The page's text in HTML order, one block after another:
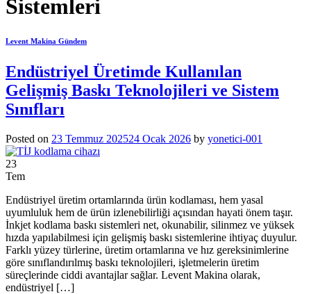
Sistemleri
Levent Makina Gündem
Endüstriyel Üretimde Kullanılan
Gelişmiş Baskı Teknolojileri ve Sistem
Sınıfları
Posted on 23 Temmuz 202524 Ocak 2026 by yonetici-001
23
Tem
Endüstriyel üretim ortamlarında ürün kodlaması, hem yasal
uyumluluk hem de ürün izlenebilirliği açısından hayati önem taşır.
İnkjet kodlama baskı sistemleri net, okunabilir, silinmez ve yüksek
hızda yapılabilmesi için gelişmiş baskı sistemlerine ihtiyaç duyulur.
Farklı yüzey türlerine, üretim ortamlarına ve hız gereksinimlerine
göre sınıflandırılmış baskı teknolojileri, işletmelerin üretim
süreçlerinde ciddi avantajlar sağlar. Levent Makina olarak,
endüstriyel […]